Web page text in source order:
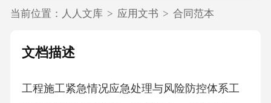
当前位置： 人人文库 > 应用文书 > 合同范本
文档描述
工程施工紧急情况应急处理与风险防控体系工